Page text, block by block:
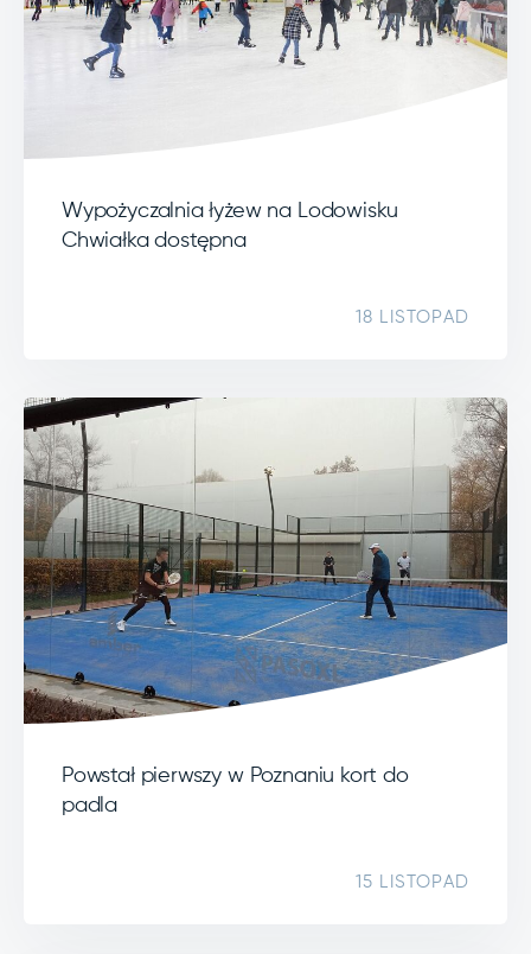
Wypożyczalnia łyżew na Lodowisku
Chwiałka dostępna
18 LISTOPAD
Powstał pierwszy w Poznaniu kort do
padla
15 LISTOPAD